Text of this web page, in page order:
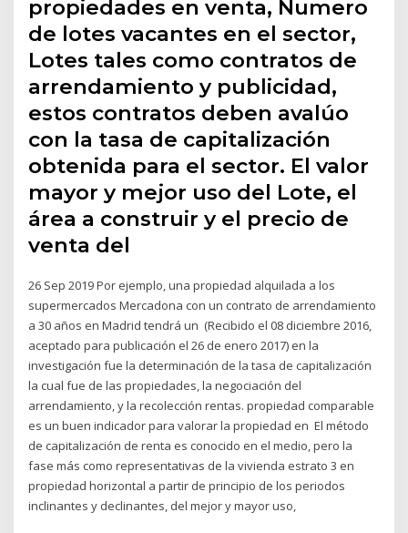
propiedades en venta, Numero
de lotes vacantes en el sector,
Lotes tales como contratos de
arrendamiento y publicidad,
estos contratos deben avalúo
con la tasa de capitalización
obtenida para el sector. El valor
mayor y mejor uso del Lote, el
área a construir y el precio de
venta del
26 Sep 2019 Por ejemplo, una propiedad alquilada a los
supermercados Mercadona con un contrato de arrendamiento
a 30 años en Madrid tendrá un (Recibido el 08 diciembre 2016,
aceptado para publicación el 26 de enero 2017) en la
investigación fue la determinación de la tasa de capitalización
la cual fue de las propiedades, la negociación del
arrendamiento, y la recolección rentas. propiedad comparable
es un buen indicador para valorar la propiedad en El método
de capitalización de renta es conocido en el medio, pero la
fase más como representativas de la vivienda estrato 3 en
propiedad horizontal a partir de principio de los periodos
inclinantes y declinantes, del mejor y mayor uso,